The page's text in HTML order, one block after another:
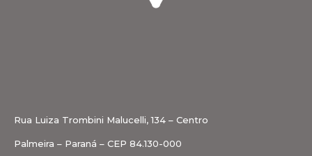
Rua Luiza Trombini Malucelli, 134 – Centro
Palmeira – Paraná – CEP 84.130-000